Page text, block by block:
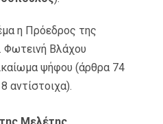
η Πρόεδρος της
Φωτεινή Βλάχου
ψήφου (άρθρα 74
αντίστοιχα).